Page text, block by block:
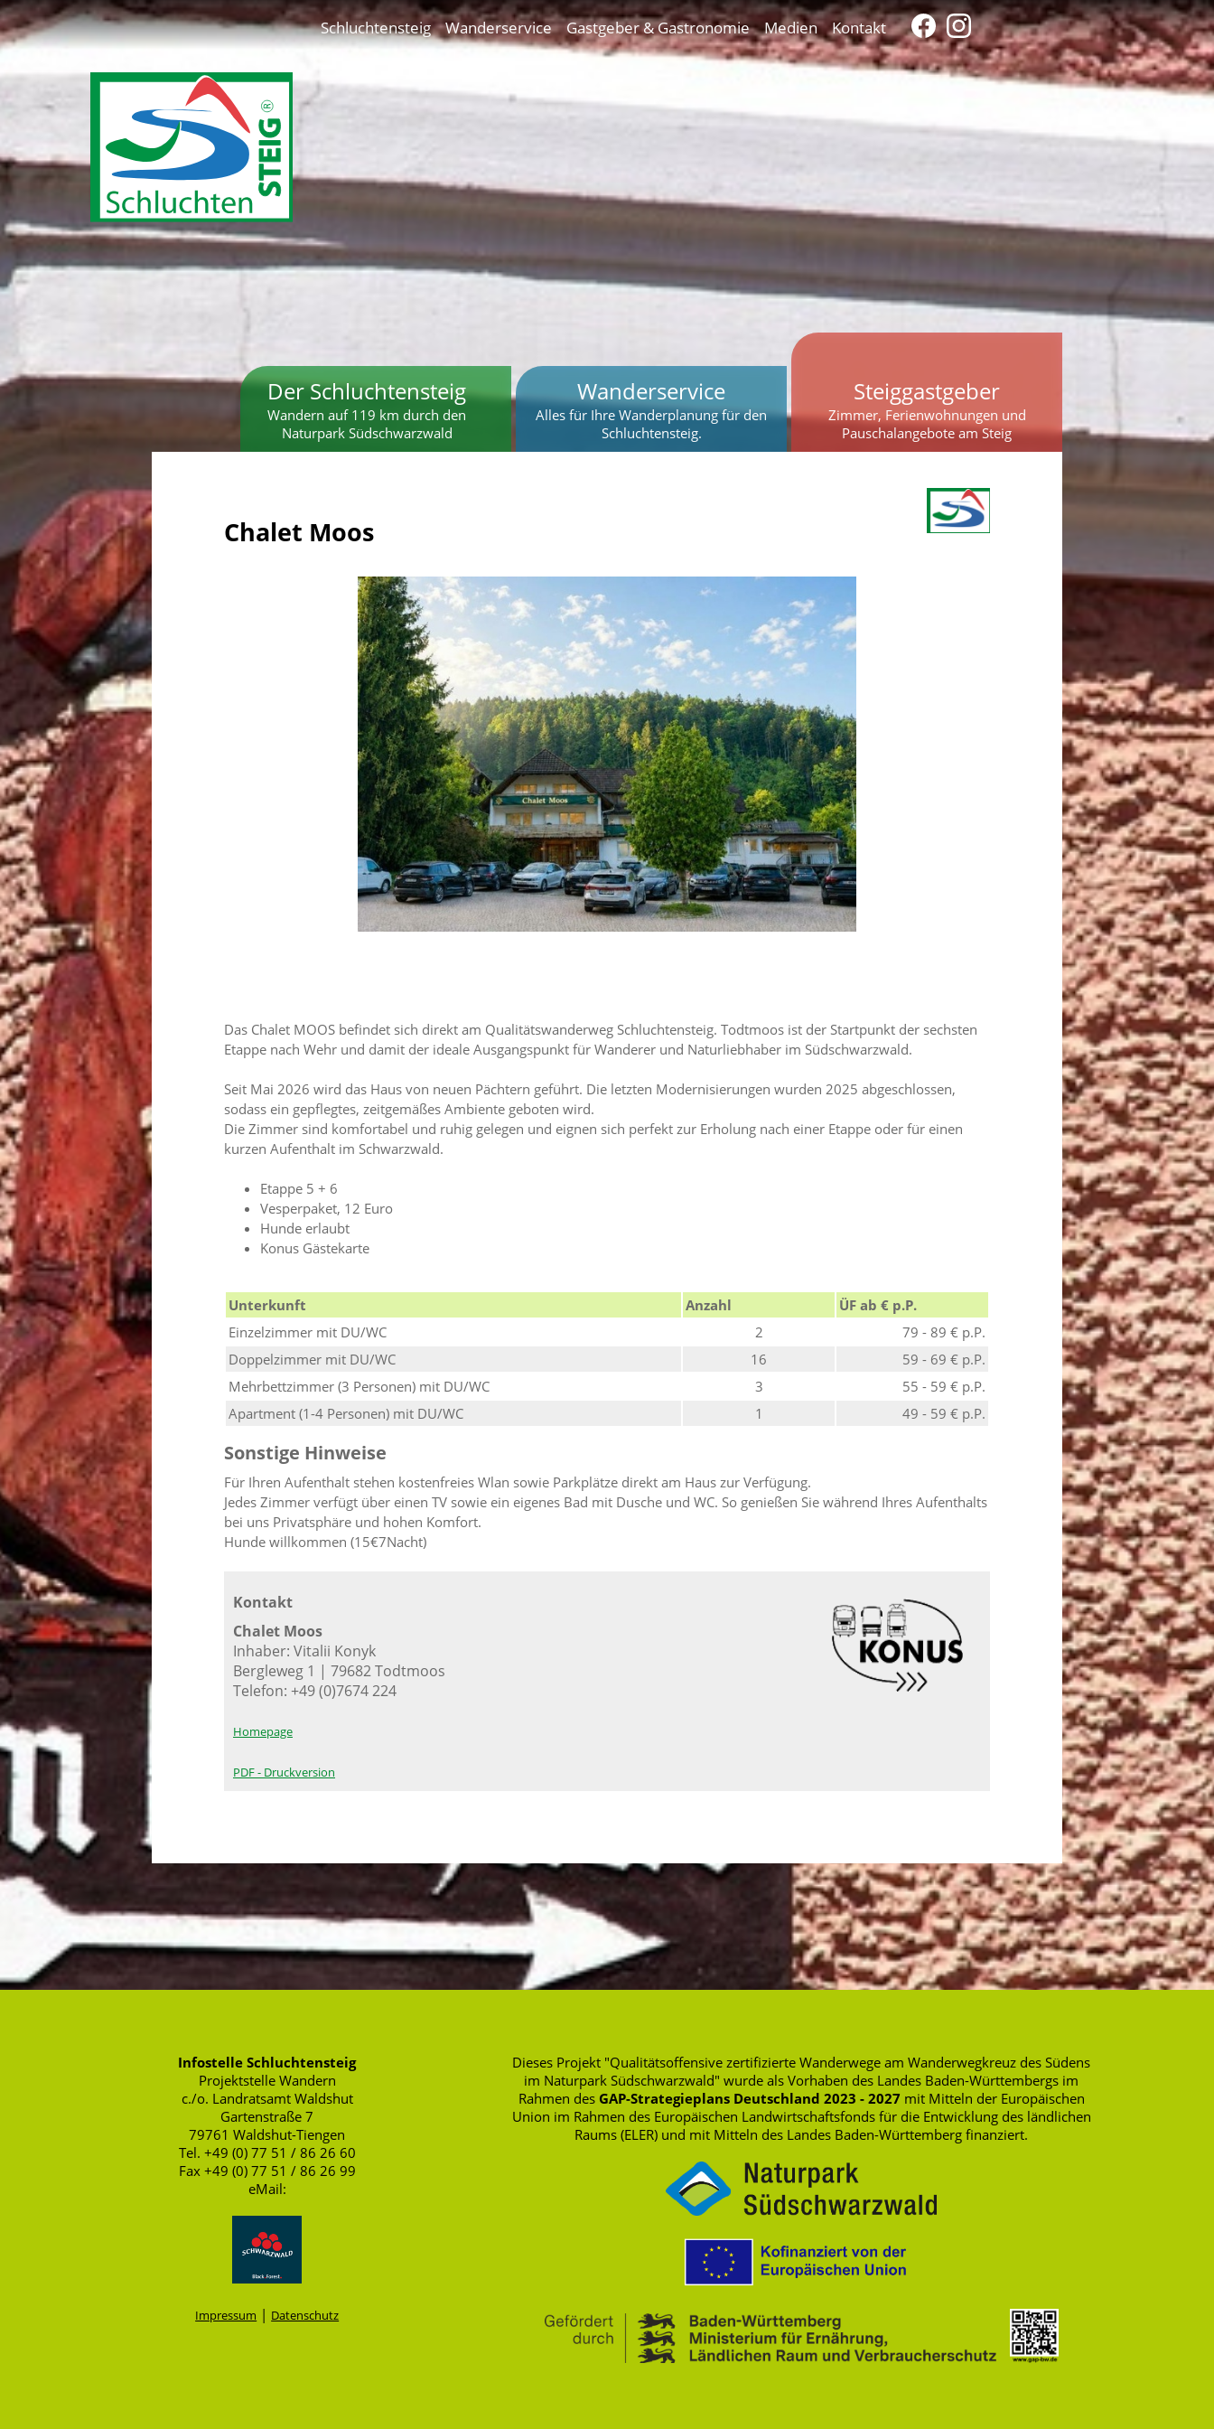
Schluchtensteig Wanderservice Gastgeber & Gastronomie Medien Kontakt
Der Schluchtensteig
Wandern auf 119 km durch den
Naturpark Südschwarzwald
Wanderservice
Alles für Ihre Wanderplanung für den
Schluchtensteig.
Steiggastgeber
Zimmer, Ferienwohnungen und
Pauschalangebote am Steig
Chalet Moos
Das Chalet MOOS befindet sich direkt am Qualitätswanderweg Schluchtensteig. Todtmoos ist der Startpunkt der sechsten
Etappe nach Wehr und damit der ideale Ausgangspunkt für Wanderer und Naturliebhaber im Südschwarzwald.
Seit Mai 2026 wird das Haus von neuen Pächtern geführt. Die letzten Modernisierungen wurden 2025 abgeschlossen,
sodass ein gepflegtes, zeitgemäßes Ambiente geboten wird.
Die Zimmer sind komfortabel und ruhig gelegen und eignen sich perfekt zur Erholung nach einer Etappe oder für einen
kurzen Aufenthalt im Schwarzwald.
Etappe 5 + 6
Vesperpaket, 12 Euro
Hunde erlaubt
Konus Gästekarte
Unterkunft Anzahl
ÜF ab € p.P.
Einzelzimmer mit DU/WC
2
79 - 89 € p.P.
Doppelzimmer mit DU/WC
16
59 - 69 € p.P.
Mehrbettzimmer (3 Personen) mit DU/WC
3
55 - 59 € p.P.
Apartment (1-4 Personen) mit DU/WC
1 49 - 59 € p.P.
Sonstige Hinweise
Für Ihren Aufenthalt stehen kostenfreies Wlan sowie Parkplätze direkt am Haus zur Verfügung.
Jedes Zimmer verfügt über einen TV sowie ein eigenes Bad mit Dusche und WC. So genießen Sie während Ihres Aufenthalts
bei uns Privatsphäre und hohen Komfort.
Hunde willkommen (15€7Nacht)
Kontakt
Chalet Moos
Inhaber: Vitalii Konyk
Bergleweg 1 | 79682 Todtmoos
Telefon: +49 (0)7674 224
Homepage
PDF - Druckversion
Infostelle Schluchtensteig
Projektstelle Wandern
c./o. Landratsamt Waldshut
Gartenstraße 7
79761 Waldshut-Tiengen
Tel. +49 (0) 77 51 / 86 26 60
Fax +49 (0) 77 51 / 86 26 99
eMail:
Impressum | Datenschutz
Dieses Projekt "Qualitätsoffensive zertifizierte Wanderwege am Wanderwegkreuz des Südens
im Naturpark Südschwarzwald" wurde als Vorhaben des Landes Baden-Württembergs im
Rahmen des GAP-Strategieplans Deutschland 2023 - 2027 mit Mitteln der Europäischen
Union im Rahmen des Europäischen Landwirtschaftsfonds für die Entwicklung des ländlichen
Raums (ELER) und mit Mitteln des Landes Baden-Württemberg finanziert.